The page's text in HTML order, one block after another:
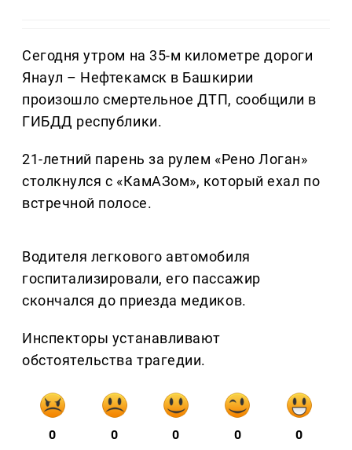
Сегодня утром на 35-м километре дороги
Янаул – Нефтекамск в Башкирии
произошло смертельное ДТП, сообщили в
ГИБДД республики.
21-летний парень за рулем «Рено Логан»
столкнулся с «КамАЗом», который ехал по
встречной полосе.
Водителя легкового автомобиля
госпитализировали, его пассажир
скончался до приезда медиков.
Инспекторы устанавливают
обстоятельства трагедии.
0 0 0 0 0